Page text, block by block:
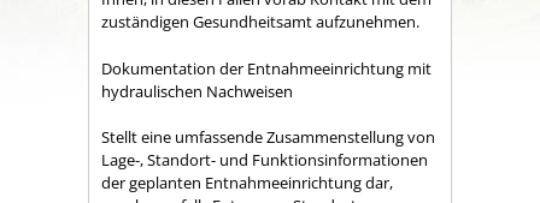
zuständigen Gesundheitsamt aufzunehmen.
Dokumentation der Entnahmeeinrichtung mit
hydraulischen Nachweisen
Stellt eine umfassende Zusammenstellung von
Lage-, Standort- und Funktionsinformationen
der geplanten Entnahmeeinrichtung dar,